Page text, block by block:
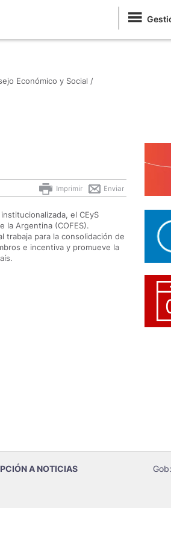
Económico y Social /
Enviar
Imprimir
el CEyS
la Argentina (COFES).
trabaja para la consolidación de
e incentiva y promueve la
A NOTICIAS